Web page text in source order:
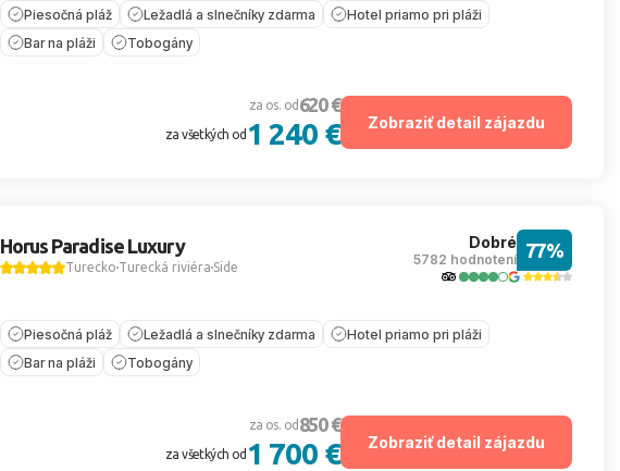
Piesočná pláž Ležadlá a slnečníky zdarma
Hotel priamo pri pláži
Bar na pláži
Tobogány
za os. od 620 €
za všetkých od 1 240 € Zobraziť detail zájazdu
Horus Paradise Luxury
TureckoTurecká riviéraSide
Dobré
5782 hodnotení 77%
Piesočná pláž Ležadlá a slnečníky zdarma
Hotel priamo pri pláži
Bar na pláži
Tobogány
za os. od 850 €
za všetkých od 1 700 € Zobraziť detail zájazdu